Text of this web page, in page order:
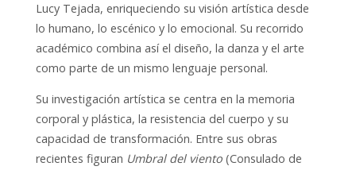
Lucy Tejada, enriqueciendo su visión artística desde
lo humano, lo escénico y lo emocional. Su recorrido
académico combina así el diseño, la danza y el arte
como parte de un mismo lenguaje personal.
Su investigación artística se centra en la memoria
corporal y plástica, la resistencia del cuerpo y su
capacidad de transformación. Entre sus obras
recientes figuran Umbral del viento(Consulado de